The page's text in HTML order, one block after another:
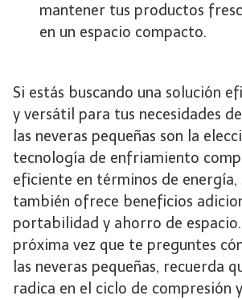
mantener tus productos
en un espacio compacto.
Si estás buscando una solución
y versátil para tus necesidades
las neveras pequeñas son la
tecnología de enfriamiento
eficiente en términos de energía,
también ofrece beneficios
portabilidad y ahorro de
próxima vez que te preguntes
las neveras pequeñas, recuerda
radica en el ciclo de compresión